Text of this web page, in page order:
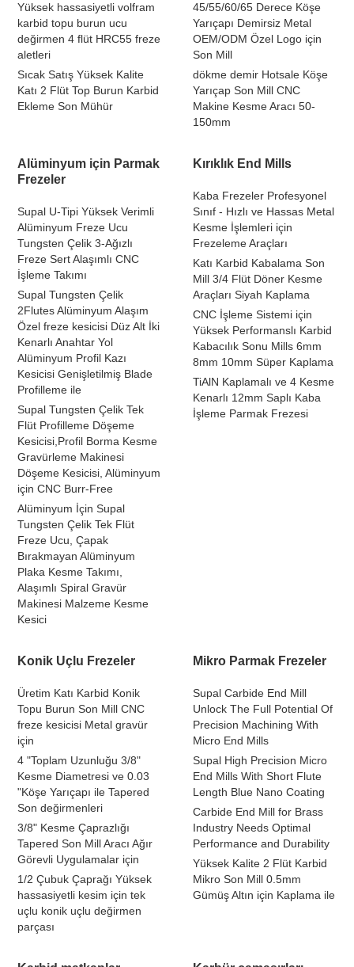
Yüksek hassasiyetli volfram
karbid topu burun ucu
değirmen 4 flüt HRC55 freze
aletleri
Sıcak Satış Yüksek Kalite
Katı 2 Flüt Top Burun Karbid
Ekleme Son Mühür
45/55/60/65 Derece Köşe
Yarıçapı Demirsiz Metal
OEM/ODM Özel Logo için
Son Mill
dökme demir Hotsale Köşe
Yarıçap Son Mill CNC
Makine Kesme Aracı 50-
150mm
Alüminyum için Parmak
Frezeler
Supal U-Tipi Yüksek Verimli
Alüminyum Freze Ucu
Tungsten Çelik 3-Ağızlı
Freze Sert Alaşımlı CNC
İşleme Takımı
Supal Tungsten Çelik
2Flutes Alüminyum Alaşım
Özel freze kesicisi Düz Alt İki
Kenarlı Anahtar Yol
Alüminyum Profil Kazı
Kesicisi Genişletilmiş Blade
Profilleme ile
Supal Tungsten Çelik Tek
Flüt Profilleme Döşeme
Kesicisi,Profil Borma Kesme
Gravürleme Makinesi
Döşeme Kesicisi, Alüminyum
için CNC Burr-Free
Alüminyum İçin Supal
Tungsten Çelik Tek Flüt
Freze Ucu, Çapak
Bırakmayan Alüminyum
Plaka Kesme Takımı,
Alaşımlı Spiral Gravür
Makinesi Malzeme Kesme
Kesici
Kırıklık End Mills
Kaba Frezeler Profesyonel
Sınıf - Hızlı ve Hassas Metal
Kesme İşlemleri için
Frezeleme Araçları
Katı Karbid Kabalama Son
Mill 3/4 Flüt Döner Kesme
Araçları Siyah Kaplama
CNC İşleme Sistemi için
Yüksek Performanslı Karbid
Kabacılık Sonu Mills 6mm
8mm 10mm Süper Kaplama
TiAlN Kaplamalı ve 4 Kesme
Kenarlı 12mm Saplı Kaba
İşleme Parmak Frezesi
Konik Uçlu Frezeler
Üretim Katı Karbid Konik
Topu Burun Son Mill CNC
freze kesicisi Metal gravür
için
4 "Toplam Uzunluğu 3/8"
Kesme Diametresi ve 0.03
"Köşe Yarıçapı ile Tapered
Son değirmenleri
3/8" Kesme Çaprazlığı
Tapered Son Mill Aracı Ağır
Görevli Uygulamalar için
1/2 Çubuk Çaprağı Yüksek
hassasiyetli kesim için tek
uçlu konik uçlu değirmen
parçası
Mikro Parmak Frezeler
Supal Carbide End Mill
Unlock The Full Potential Of
Precision Machining With
Micro End Mills
Supal High Precision Micro
End Mills With Short Flute
Length Blue Nano Coating
Carbide End Mill for Brass
Industry Needs Optimal
Performance and Durability
Yüksek Kalite 2 Flüt Karbid
Mikro Son Mill 0.5mm
Gümüş Altın için Kaplama ile